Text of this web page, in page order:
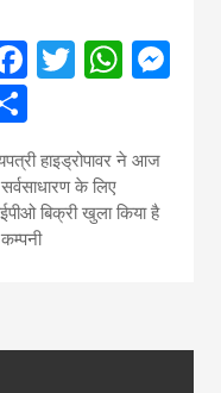
Facebook
Twitter
Share
हाइड्रोपावर ने आज
के लिए
बिक्री खुला किया है